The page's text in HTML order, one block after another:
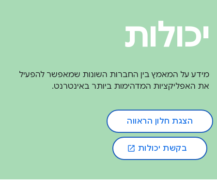
יכולות
מידע על המאמץ בין החברות השונות שמאפשר להפעיל
את האפליקציות המדהימות ביותר באינטרנט.
הצגת חלון הראווה
בקשת יכולות open_in_new